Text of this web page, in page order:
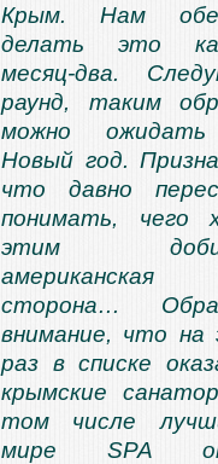
Крым. Нам
делать это
месяц-два.
раунд, таким
можно
Новый год.
что давно
понимать, чего
этим
американская
сторона…
внимание, что на
раз в списке
крымские
том числе
мире SPA